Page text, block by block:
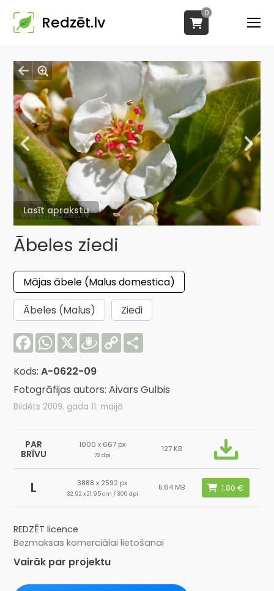
Redzēt.lv
0
Lasīt aprakstu
Ābeles ziedi
Mājas ābele (Malus domestica)
Ābeles (Malus)
Ziedi
FacebookWhatsApp
X Draugiem
Copy
Link
Kods:A-0622-09
Fotogrāfijas autors: Aivars Gulbis
Bildēts 2009. gada 11. maijā
PAR
BRĪVU
1000 x 667 px
72 dpi
127 KB
L 3888 x 2592 px
32.92 x 21.95 cm / 300 dpi
5.64 MB
REDZĒT licence
Bezmaksas komerciālai lietošanai
Vairāk par projektu